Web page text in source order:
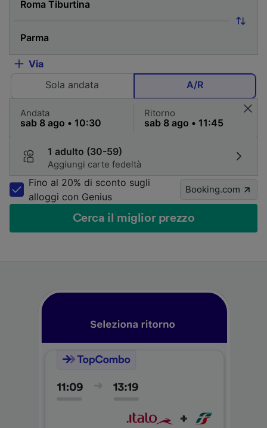
Via
Sola andata
A/R
Andata Ritorno
1 adulto (30-59)
Aggiungi carte fedeltà
Fino al 20% di sconto sugli
alloggi con Genius
Booking.com
Cerca il miglior prezzo